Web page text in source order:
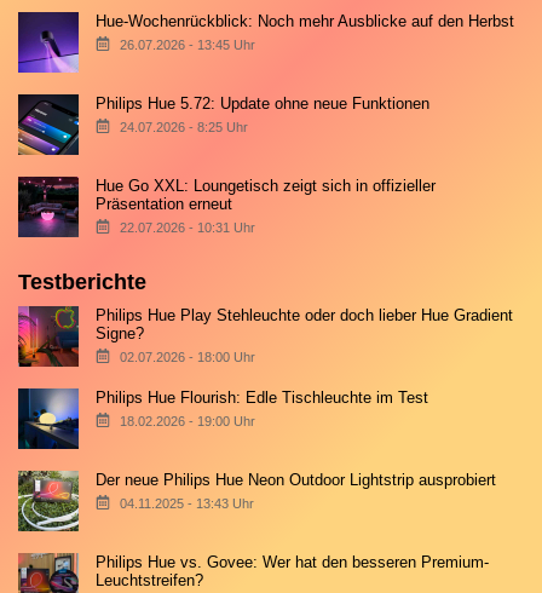
Hue-Wochenrückblick: Noch mehr Ausblicke auf den Herbst
26.07.2026 - 13:45 Uhr
Philips Hue 5.72: Update ohne neue Funktionen
24.07.2026 - 8:25 Uhr
Hue Go XXL: Loungetisch zeigt sich in offizieller
Präsentation erneut
22.07.2026 - 10:31 Uhr
Testberichte
Philips Hue Play Stehleuchte oder doch lieber Hue Gradient
Signe?
02.07.2026 - 18:00 Uhr
Philips Hue Flourish: Edle Tischleuchte im Test
18.02.2026 - 19:00 Uhr
Der neue Philips Hue Neon Outdoor Lightstrip ausprobiert
04.11.2025 - 13:43 Uhr
Philips Hue vs. Govee: Wer hat den besseren Premium-
Leuchtstreifen?